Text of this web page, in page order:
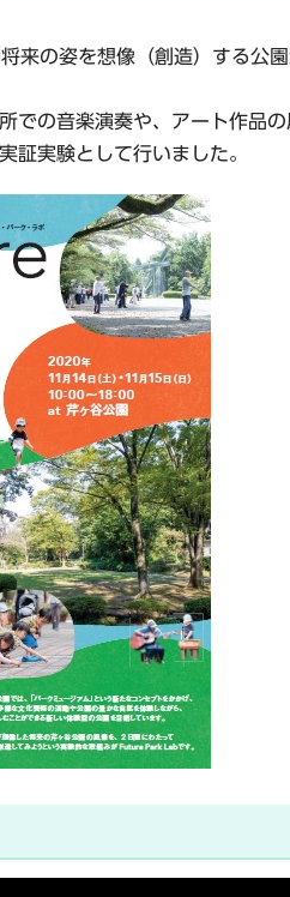
来の姿を想像（創造）する公
での音楽演奏や、アート作品
証実験として行いました。